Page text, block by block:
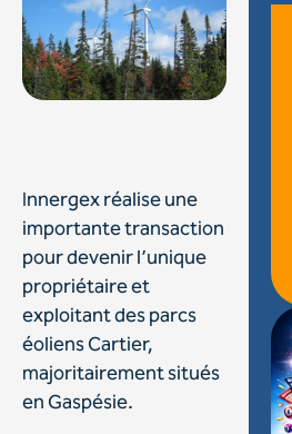
Innergex réalise une
importante transaction
pour devenir l’unique
propriétaire et
exploitant des parcs
éoliens Cartier,
majoritairement situés
en Gaspésie.